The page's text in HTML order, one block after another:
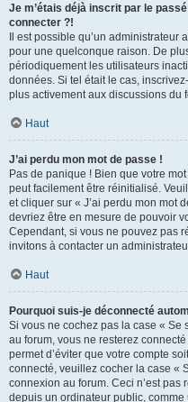
Je m’étais déjà inscrit par le
connecter ?!
Il est possible qu’un
pour une quelconque raison. De
périodiquement les utilisateurs
données. Si tel était le cas,
plus activement aux discussions du
Haut
J’ai perdu mon mot de passe !
Pas de panique ! Bien que votre
peut facilement être réinitialisé.
et cliquer sur « J’ai perdu mon mot
devriez être en mesure de pouvoir
Cependant, si vous ne pouvez pas
invitons à contacter un
Haut
Pourquoi suis-je déconnecté
Si vous ne cochez pas la case « Se
au forum, vous ne resterez
permet d’éviter que votre compte
connecté, veuillez cocher la case «
connexion au forum. Ceci n’est
depuis un ordinateur public,